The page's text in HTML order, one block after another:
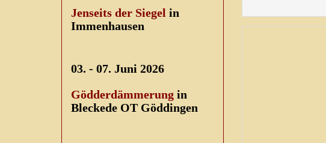
Jenseits der Siegel in
Immenhausen
03. - 07. Juni 2026
Gödderdämmerung in
Bleckede OT Göddingen